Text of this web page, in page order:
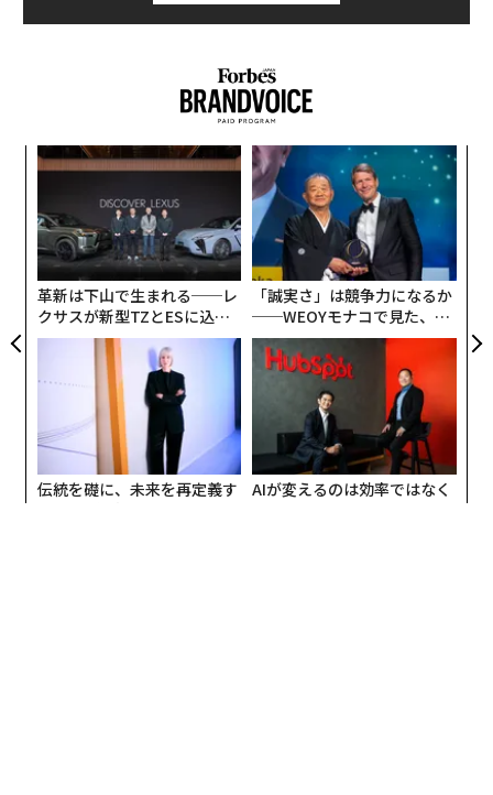
革新は下山で生まれる──レ
クサスが新型TZとESに込め
た「DISCOVER」の哲学
「誠実さ」は競争力になるか
──WEOYモナコで見た、く
ら寿司の経営哲学
伝統を礎に、未来を再定義す
AIが変えるのは効率ではなく